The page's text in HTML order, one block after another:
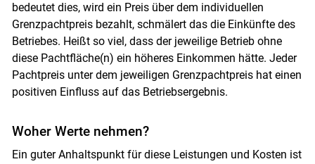
bedeutet dies, wird ein Preis über dem individuellen
Grenzpachtpreis bezahlt, schmälert das die Einkünfte des
Betriebes. Heißt so viel, dass der jeweilige Betrieb ohne
diese Pachtfläche(n) ein höheres Einkommen hätte. Jeder
Pachtpreis unter dem jeweiligen Grenzpachtpreis hat einen
positiven Einfluss auf das Betriebsergebnis.
Woher Werte nehmen?
Ein guter Anhaltspunkt für diese Leistungen und Kosten ist